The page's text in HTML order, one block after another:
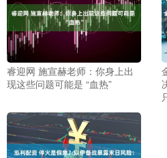
睿迎网 施宣赫老师：你身上出
现这些问题可能是 “血热”